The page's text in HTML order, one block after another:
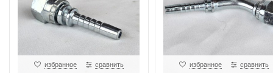
избранное сравнить избранное сравнить